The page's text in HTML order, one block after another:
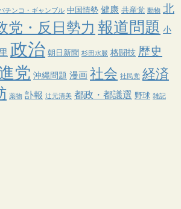
チンコ・ギャンブル 中国情勢 健康 共産党 動物 北
党・反日勢力 報道問題 小
政治 朝日新聞 杉田水脈 格闘技 歴史
党 沖縄問題 漫画 社会 社民党 経済
薬物 訃報 辻元清美 都政・都議選 野球 雑記